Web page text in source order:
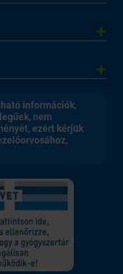
információk,
nem
ezért kérjük